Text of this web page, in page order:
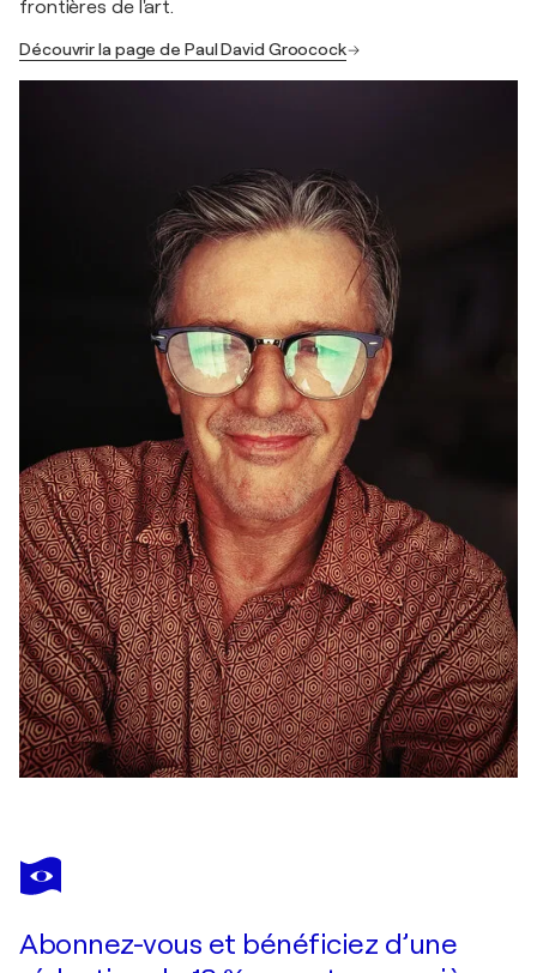
frontières de l'art.
Découvrir la page de Paul David Groocock
Abonnez-vous et bénéficiez d’une